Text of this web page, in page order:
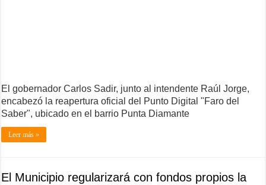
El gobernador Carlos Sadir, junto al intendente Raúl Jorge,
encabezó la reapertura oficial del Punto Digital "Faro del
Saber", ubicado en el barrio Punta Diamante
Leer más »
El Municipio regularizará con fondos propios la